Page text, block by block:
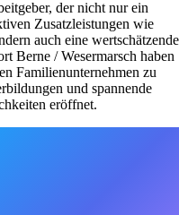
der nicht nur ein
Zusatzleistungen wie
auch eine wertschätzende
Berne / Wesermarsch haben
Familienunternehmen zu
und spannende
eröffnet.